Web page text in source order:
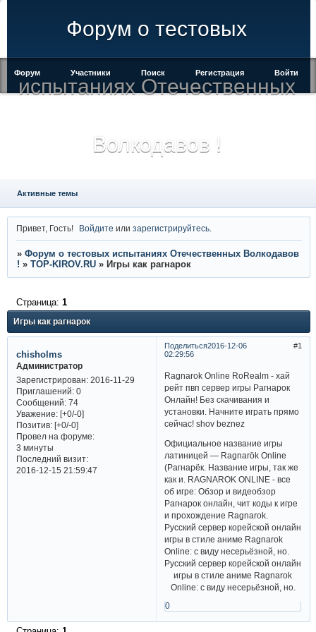
Форум о тестовых
испытаниях Отечественных
Волкодавов !
Форум Участники Поиск Регистрация Войти
Активные темы
Привет, Гость! Войдите илизарегистрируйтесь
» Форум о тестовых испытаниях Отечественных Волкодавов
! » TOP-KIROV.RU » Игры как рагнарок
Игры как рагнарок
Страница: 1
Поделиться 1
2016-12-06
02:29:56
chisholms
Администратор
Зарегистрирован: 2016-11-29
Приглашений:0
Сообщений:74
Уважение: [+0/-0]
Позитив: [+0/-0]
Провел на форуме:
3 минуты
Последний визит:
2016-12-15 21:59:47
Ragnarok Online RoRealm - хай
рейт пвп сервер игры Рагнарок
Онлайн! Без скачивания и
установки. Начните играть прямо
сейчас! shov beznez
Официальное название игры
латиницей — Ragnarök Online
(Рагнарёк. Название игры, так же
как и. RAGNAROK ONLINE - все
об игре: Обзор и видеобзор
Рагнарок онлайн, чит коды к игре
и прохождение Ragnarok.
Русский сервер корейской онлайн
игры в стиле аниме Ragnarok
Online: с виду несерьёзной, но.
Русский сервер корейской онлайн
игры в стиле аниме Ragnarok
Online: с виду несерьёзной, но.
0